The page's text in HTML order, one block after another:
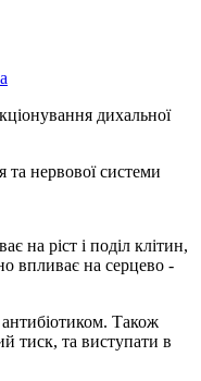
дихальної
нервової системи
на ріст і поділ клітин,
впливає на серцево -
Також
тиск, та виступати в